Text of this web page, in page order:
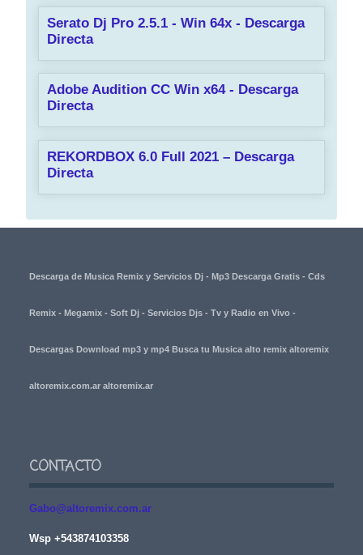
Serato Dj Pro 2.5.1 - Win 64x - Descarga
Directa
Adobe Audition CC Win x64 - Descarga
Directa
REKORDBOX 6.0 Full 2021 – Descarga
Directa
Descarga de Musica Remix y Servicios Dj - Mp3 Descarga Gratis - Cds
Remix - Megamix - Soft Dj - Servicios Djs - Tv y Radio en Vivo -
Descargas Download mp3 y mp4 Busca tu Musica alto remix altoremix
altoremix.com.ar altoremix.ar
CONTACTO
Gabo@altoremix.com.ar
Wsp +543874103358